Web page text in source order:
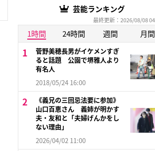
芸能ランキング
最終更新：2026/08/08
1時間 24時間 週間 月間
菅野美穂長男がイケメンすぎ
ると話題 公園で堺雅人より
有名人
2018/05/24 16:00
《義兄の三回忌法要に参加》
山口百恵さん 義姉が明かす
夫・友和と「夫婦げんかをし
ない理由」
2026/04/02 11:00